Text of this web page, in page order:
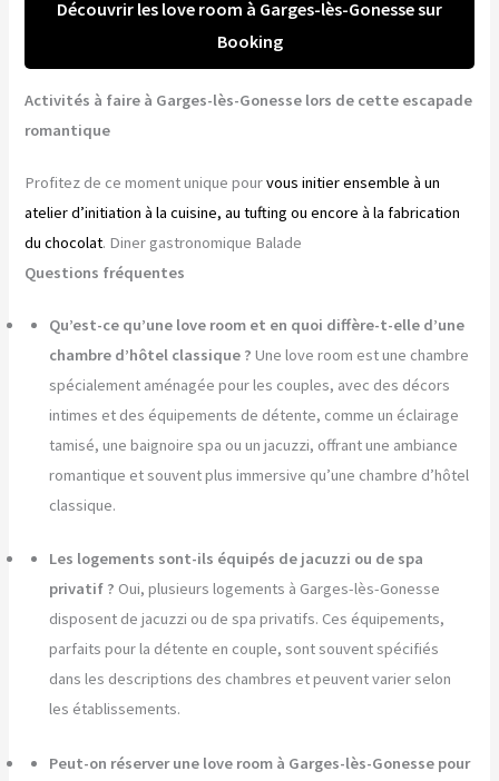
Découvrir les love room à Garges-lès-Gonesse sur
Booking
Activités à faire à Garges-lès-Gonesse lors de cette escapade
romantique
Profitez de ce moment unique pourvous initier ensemble à un
atelier d’initiation à la cuisine, au tufting ou encore à la fabrication
du chocolat. Diner gastronomique Balade
Questions fréquentes
Qu’est-ce qu’une love room et en quoi diffère-t-elle d’une
chambre d’hôtel classique ? Une love room est une chambre
spécialement aménagée pour les couples, avec des décors
intimes et des équipements de détente, comme un éclairage
tamisé, une baignoire spa ou un jacuzzi, offrant une ambiance
romantique et souvent plus immersive qu’une chambre d’hôtel
classique.
Les logements sont-ils équipés de jacuzzi ou de spa
privatif ? Oui, plusieurs logements à Garges-lès-Gonesse
disposent de jacuzzi ou de spa privatifs. Ces équipements,
parfaits pour la détente en couple, sont souvent spécifiés
dans les descriptions des chambres et peuvent varier selon
les établissements.
Peut-on réserver une love room à Garges-lès-Gonesse pour